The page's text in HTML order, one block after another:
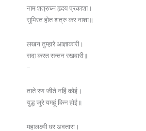
नाम शत्रुघ्न हृदय प्रकाशा।
सुमिरत होत शत्रु कर नाशा॥
लखन तुम्हारे आज्ञाकारी।
सदा करत सन्तन रखवारी॥
–
ताते रण जीते नहिं कोई।
युद्ध जुरे यमहूं किन होई॥
महालक्ष्मी धर अवतारा।